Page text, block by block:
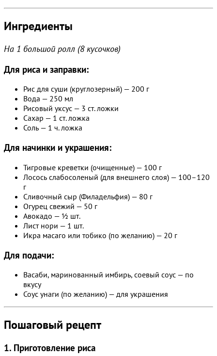
Ингредиенты
На 1 большой ролл (8 кусочков)
Для риса и заправки:
Рис для суши (круглозерный) — 200 г
Вода — 250 мл
Рисовый уксус — 3 ст. ложки
Сахар — 1 ст. ложка
Соль — 1 ч. ложка
Для начинки и украшения:
Тигровые креветки (очищенные) — 100 г
Лосось слабосоленый (для внешнего слоя) — 100–120
г
Сливочный сыр (Филадельфия) — 80 г
Огурец свежий — 50 г
Авокадо — ½ шт.
Лист нори — 1 шт.
Икра масаго или тобико (по желанию) — 20 г
Для подачи:
Васаби, маринованный имбирь, соевый соус — по
вкусу
Соус унаги (по желанию) — для украшения
Пошаговый рецепт
1. Приготовление риса